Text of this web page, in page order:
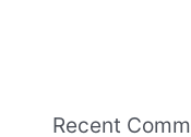
Recent